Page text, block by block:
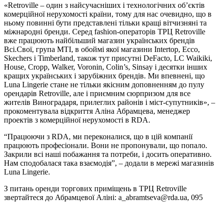
«Retroville – один з найсучасніших і технологічних об’єктів
комерційної нерухомості країни, тому для нас очевидно, що в
ньому повинні бути представлені тільки кращі вітчизняні та
міжнародні бренди. Серед fashion-операторів ТРЦ Retroville
вже працюють найбільший магазин українських брендів
Всі.Свої, група MTI, в обоймі якої магазини Intertop, Ecco,
Skechers і Timberland, також тут присутні DeFacto, LC Waikiki,
House, Cropp, Walker, Voronin, Colin’s, Sinsay і десятки інших
кращих українських і зарубіжних брендів. Ми впевнені, що
Luna Lingerie стане не тільки якісним доповненням до пулу
орендарів Retroville, але і приємним сюрпризом для все
жителів Виноградаря, прилеглих районів і міст-супутників», –
прокоментувала відкриття Аліна Абрамцева, менеджер
проектів з комерційної нерухомості в RDA.
“Працюючи з RDA, ми переконалися, що в цій компанії
працюють професіонали. Вони не пропонували, що попало.
Закрили всі наші побажання та потреби, і досить оперативно.
Нам сподобалася така взаємодія”, – додали в мережі магазинів
Luna Lingerie.
З питань оренди торгових приміщень в ТРЦ Retroville
звертайтеся до Абрамцевої Аліні: a_abramtseva@rda.ua, 095